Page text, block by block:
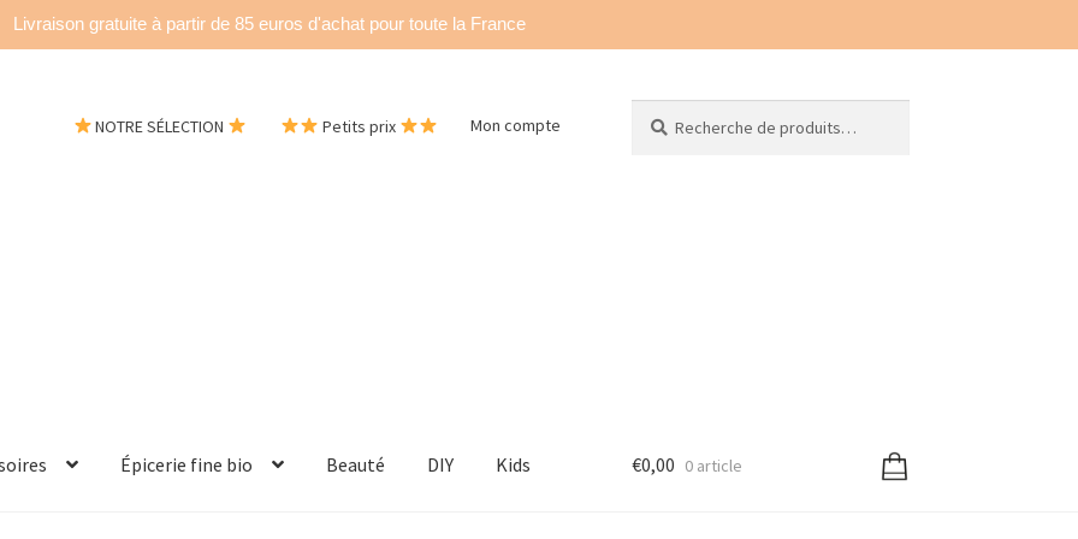
Livraison gratuite à partir de 85 euros d'achat pour toute la France
NOTRE SÉLECTION Petits prix Mon compte
pour :
Épicerie fine bio Beauté DIY Kids €0,00 0 article